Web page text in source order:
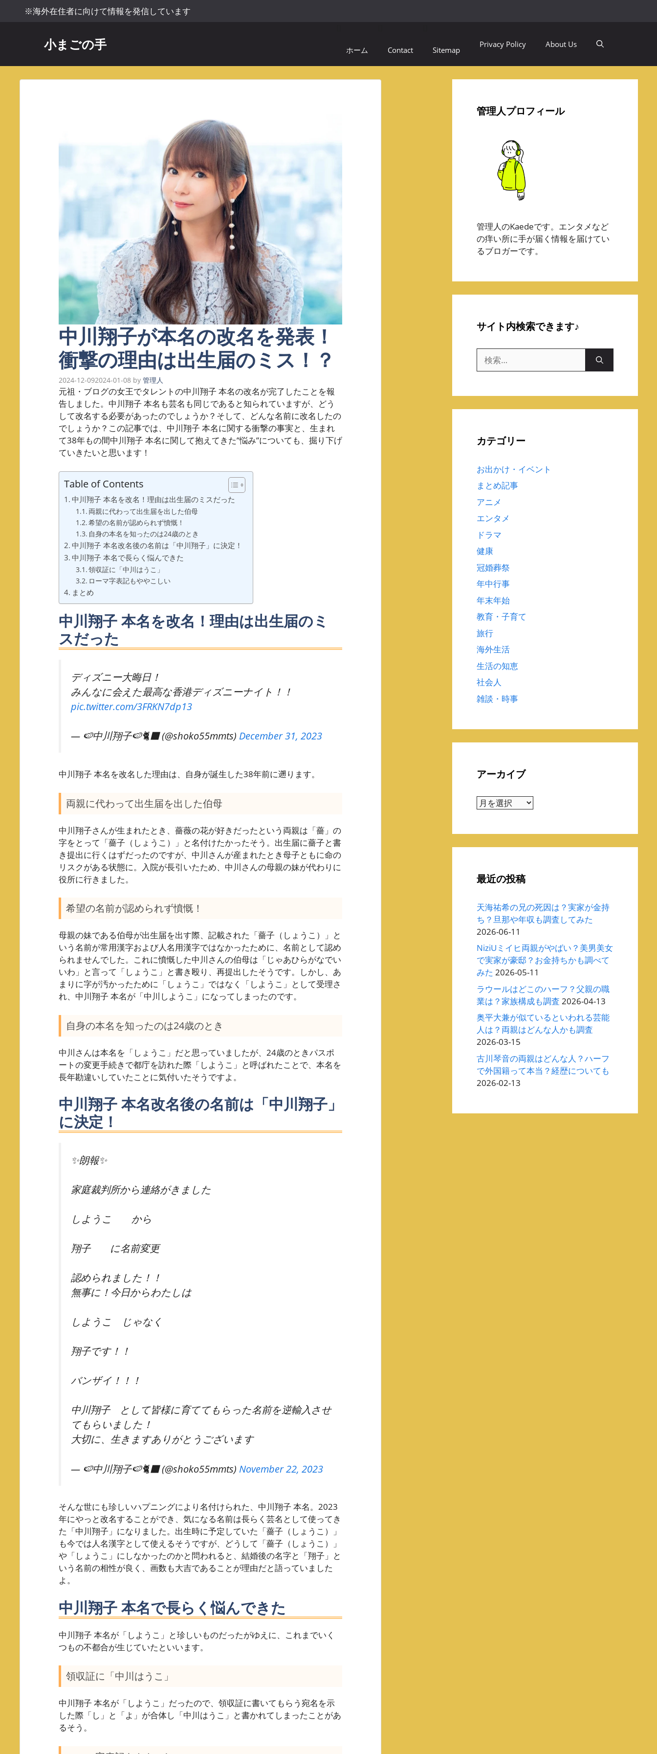
へ
※海外在住者に向けて情報を発信しています
小まごの手 ホーム Contact Sitemap
Privacy Policy About Us
中川翔子が本名の改名を発表！
衝撃の理由は出生届のミス！？
2024-12-092024-01-08 by 管理人
元祖・ブログの女王でタレントの中川翔子 本名の改名が完了したことを報
告しました。中川翔子 本名も芸名も同じであると知られていますが、どう
して改名する必要があったのでしょうか？そして、どんな名前に改名したの
でしょうか？この記事では、中川翔子 本名に関する衝撃の事実と、生まれ
て38年もの間中川翔子 本名に関して抱えてきた”悩み”についても、掘り下げ
ていきたいと思います！
Table of Contents
中川翔子 本名を改名！理由は出生届のミスだった
両親に代わって出生届を出した伯母
希望の名前が認められず憤慨！
自身の本名を知ったのは24歳のとき
中川翔子 本名改名後の名前は「中川翔子」に決定！
中川翔子 本名で長らく悩んできた
領収証に「中川はうこ」
ローマ字表記もややこしい
まとめ
中川翔子 本名を改名！理由は出生届のミ
スだった
ディズニー大晦日！
みんなに会えた最高な香港ディズニーナイト！！
pic.twitter.com/3FRKN7dp13
— 🍉中川翔子🍉🐈‍⬛ (@shoko55mmts) December 31, 2023
中川翔子 本名を改名した理由は、自身が誕生した38年前に遡ります。
両親に代わって出生届を出した伯母
中川翔子さんが生まれたとき、薔薇の花が好きだったという両親は「薔」の
字をとって「薔子（しょうこ）」と名付けたかったそう。出生届に薔子と書
き提出に行くはずだったのですが、中川さんが産まれたとき母子ともに命の
リスクがある状態に。入院が長引いたため、中川さんの母親の妹が代わりに
役所に行きました。
希望の名前が認められず憤慨！
母親の妹である伯母が出生届を出す際、記載された「薔子（しょうこ）」と
いう名前が常用漢字および人名用漢字ではなかったために、名前として認め
られませんでした。これに憤慨した中川さんの伯母は「じゃあひらがなでい
いわ」と言って「しょうこ」と書き殴り、再提出したそうです。しかし、あ
まりに字が汚かったために「しょうこ」ではなく「しようこ」として受理さ
れ、中川翔子 本名が「中川しようこ」になってしまったのです。
自身の本名を知ったのは24歳のとき
中川さんは本名を「しょうこ」だと思っていましたが、24歳のときパスポ
ートの変更手続きで都庁を訪れた際「しようこ」と呼ばれたことで、本名を
長年勘違いしていたことに気付いたそうですよ。
中川翔子 本名改名後の名前は「中川翔子」
に決定！
✨朗報✨
家庭裁判所から連絡がきました
しようこ から
翔子 に名前変更
認められました！！
無事に！今日からわたしは
しようこ じゃなく
翔子です！！
バンザイ！！！
中川翔子 として皆様に育ててもらった名前を逆輸入させ
てもらいました！
大切に、生きますありがとうございます
— 🍉中川翔子🍉🐈‍⬛ (@shoko55mmts) November 22, 2023
そんな世にも珍しいハプニングにより名付けられた、中川翔子 本名。2023
年にやっと改名することができ、気になる名前は長らく芸名として使ってき
た「中川翔子」になりました。出生時に予定していた「薔子（しょうこ）」
も今では人名漢字として使えるそうですが、どうして「薔子（しょうこ）」
や「しょうこ」にしなかったのかと問われると、結婚後の名字と「翔子」と
いう名前の相性が良く、画数も大吉であることが理由だと語っていました
よ。
中川翔子 本名で長らく悩んできた
中川翔子 本名が「しようこ」と珍しいものだったがゆえに、これまでいく
つもの不都合が生じていたといいます。
領収証に「中川はうこ」
中川翔子 本名が「しようこ」だったので、領収証に書いてもらう宛名を示
した際「し」と「よ」が合体し「中川はうこ」と書かれてしまったことがあ
るそう。
管理人プロフィール
管理人のKaedeです。エンタメなど
の痒い所に手が届く情報を届けてい
るブロガーです。
サイト内検索できます♪
索:
カテゴリー
お出かけ・イベント
まとめ記事
アニメ
エンタメ
ドラマ
健康
冠婚葬祭
年中行事
年末年始
教育・子育て
旅行
海外生活
生活の知恵
社会人
雑談・時事
アーカイブ
ア
ブ
最近の投稿
天海祐希の兄の死因は？実家が金持
ち？旦那や年収も調査してみた
2026-06-11
NiziUミイヒ両親がやばい？美男美女
で実家が豪邸？お金持ちかも調べて
みた 2026-05-11
ラウールはどこのハーフ？父親の職
業は？家族構成も調査 2026-04-13
奥平大兼が似ているといわれる芸能
人は？両親はどんな人かも調査
2026-03-15
古川琴音の両親はどんな人？ハーフ
で外国籍って本当？経歴についても
2026-02-13